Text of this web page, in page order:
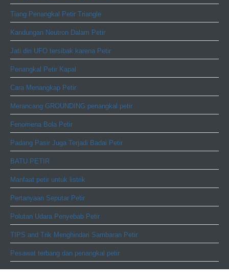
Tiang Penangkal Petir Triangle
Kandungan Neutron Dalam Petir
Jati diri UFO tersibak karena Petir
Penangkal Petir Kapal
Cara Menangkap Petir
Merancang GROUNDING penangkal petir
Fenomena Bola Petir
Padang Pasir Juga Terjadi Badai Petir
BATU PETIR
Manfaat petir untuk listrik
Pertanyaan Seputar Petir
Polutan Udara Penyebab Petir
TIPS and Trik Menghindari Sambaran Petir
Pesawat terbang dan penangkal petir